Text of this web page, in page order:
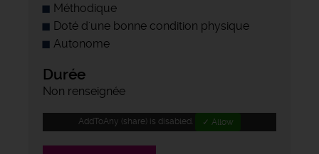
Méthodique
Doté d'une bonne condition physique
Autonome
Durée
Non renseignée
AddToAny (share) is disabled. ✓ Allow